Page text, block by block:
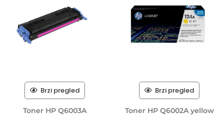
Brzi pregled
Toner HP Q6003A
Brzi pregled
Toner HP Q6002A yellow